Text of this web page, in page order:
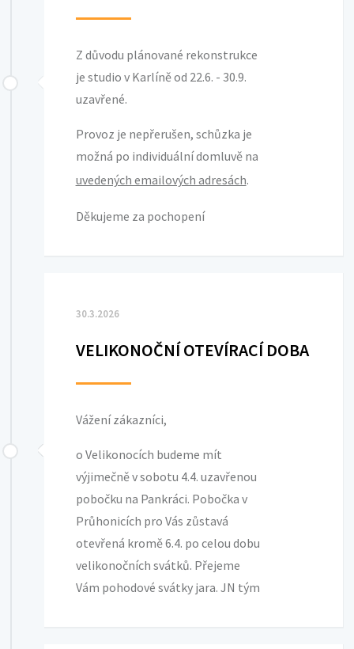
Z důvodu plánované rekonstrukce
je studio v Karlíně od 22.6. - 30.9.
uzavřené.
Provoz je nepřerušen, schůzka je
možná po individuální domluvě na
uvedených emailových adresách.
Děkujeme za pochopení
30.3.2026
VELIKONOČNÍ OTEVÍRACÍ DOBA
Vážení zákazníci,
o Velikonocích budeme mít
výjimečně v sobotu 4.4. uzavřenou
pobočku na Pankráci. Pobočka v
Průhonicích pro Vás zůstavá
otevřená kromě 6.4. po celou dobu
velikonočních svátků. Přejeme
Vám pohodové svátky jara. JN tým